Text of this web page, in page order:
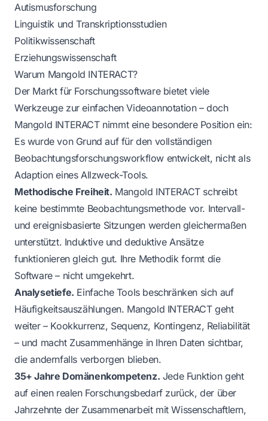
Autismusforschung
Linguistik und Transkriptionsstudien
Politikwissenschaft
Erziehungswissenschaft
Warum Mangold INTERACT?
Der Markt für Forschungssoftware bietet viele
Werkzeuge zur einfachen Videoannotation – doch
Mangold INTERACT nimmt eine besondere Position ein:
Es wurde von Grund auf für den vollständigen
Beobachtungsforschungsworkflow entwickelt, nicht als
Adaption eines Allzweck-Tools.
Methodische Freiheit. Mangold INTERACT schreibt
keine bestimmte Beobachtungsmethode vor. Intervall-
und ereignisbasierte Sitzungen werden gleichermaßen
unterstützt. Induktive und deduktive Ansätze
funktionieren gleich gut. Ihre Methodik formt die
Software – nicht umgekehrt.
Analysetiefe. Einfache Tools beschränken sich auf
Häufigkeitsauszählungen. Mangold INTERACT geht
weiter – Kookkurrenz, Sequenz, Kontingenz, Reliabilität
– und macht Zusammenhänge in Ihren Daten sichtbar,
die andernfalls verborgen blieben.
35+ Jahre Domänenkompetenz. Jede Funktion geht
auf einen realen Forschungsbedarf zurück, der über
Jahrzehnte der Zusammenarbeit mit Wissenschaftlern,